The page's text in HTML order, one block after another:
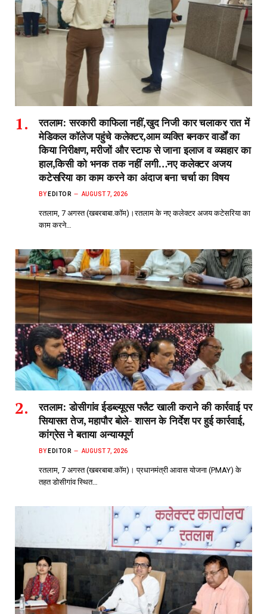
रतलाम: सरकारी काफिला नहीं,खुद निजी कार चलाकर रात में
मेडिकल कॉलेज पहुंचे कलेक्टर,आम व्यक्ति बनकर वार्डों का
किया निरीक्षण, मरीजों और स्टाफ से जाना इलाज व व्यवहार का
हाल,किसी को भनक तक नहीं लगी…नए कलेक्टर अजय
कटेसरिया का काम करने का अंदाज बना चर्चा का विषय
BY EDITOR AUGUST 7, 2026
रतलाम, 7 अगस्त (खबरबाबा.कॉम)।रतलाम के नए कलेक्टर अजय कटेसरिया का
काम करने…
रतलाम: डोसीगांव ईडब्ल्यूएस फ्लैट खाली कराने की कार्रवाई पर
सियासत तेज, महापौर बोले- शासन के निर्देश पर हुई कार्रवाई,
कांग्रेस ने बताया अन्यायपूर्ण
BY EDITOR AUGUST 7, 2026
रतलाम, 7 अगस्त (खबरबाबा.कॉम)। प्रधानमंत्री आवास योजना (PMAY) के
तहत डोसीगांव स्थित…